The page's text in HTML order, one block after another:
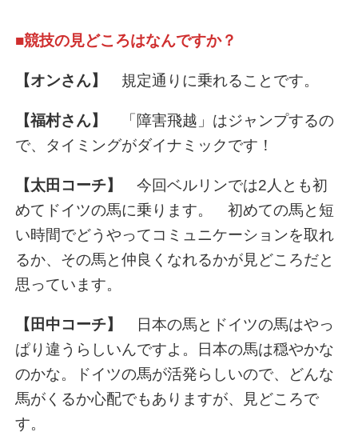
■競技の見どころはなんですか？
【オンさん】 規定通りに乗れることです。
【福村さん】
「障害飛越」はジャンプするの
で、タイミングがダイナミックです！
【太田コーチ】
今回ベルリンでは2人とも初
めてドイツの馬に乗ります。 初めての馬と短
い時間でどうやってコミュニケーションを取れ
るか、その馬と仲良くなれるかが見どころだと
思っています。
【田中コーチ】
日本の馬とドイツの馬はやっ
ぱり違うらしいんですよ。日本の馬は穏やかな
のかな。ドイツの馬が活発らしいので、どんな
馬がくるか心配でもありますが、見どころで
す。